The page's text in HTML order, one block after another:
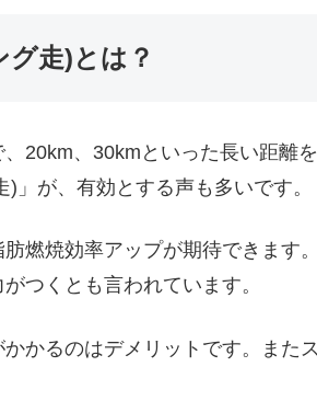
グ走)とは？
20km、30kmといった長い距離
)」が、有効とする声も多いです。
燃焼効率アップが期待できます
つくとも言われています。
かるのはデメリットです。また